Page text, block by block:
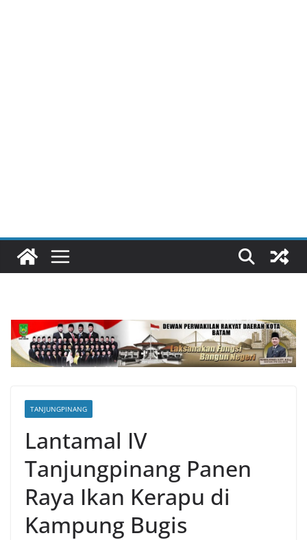
TANJUNGPINANG
Lantamal IV
Tanjungpinang Panen
Raya Ikan Kerapu di
Kampung Bugis